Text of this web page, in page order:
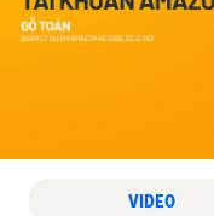
VIDEO